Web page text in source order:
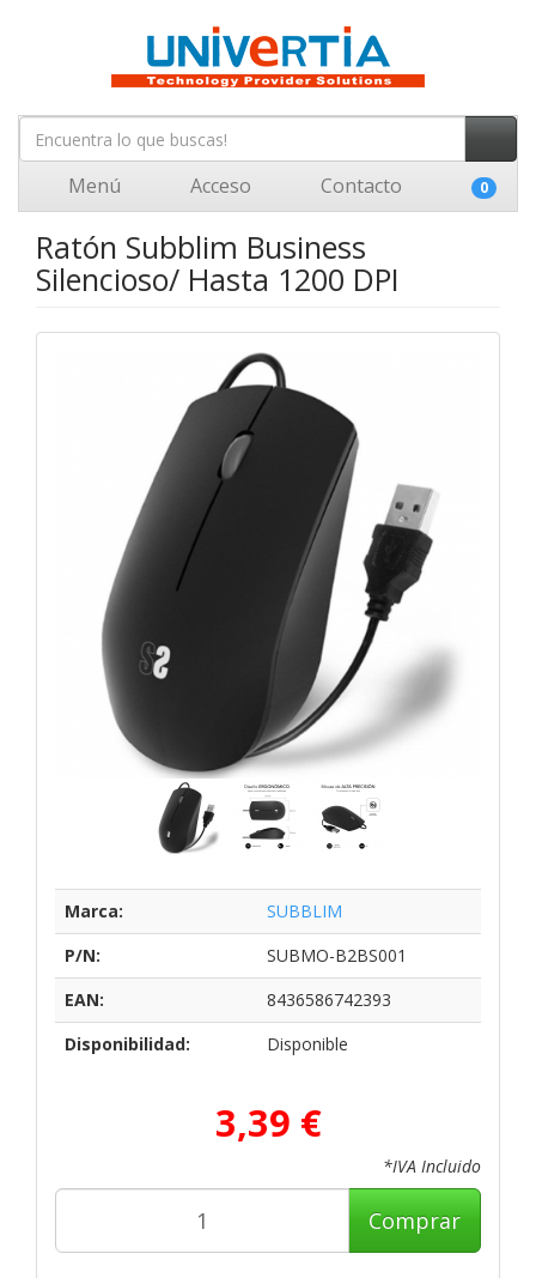
Menú Acceso Contacto 0
Ratón Subblim Business
Silencioso/ Hasta 1200 DPI
Marca:
SUBBLIM
P/N:
SUBMO-B2BS001
EAN:
8436586742393
Disponibilidad:
Disponible
3,39 €
*IVA Incluido
Comprar